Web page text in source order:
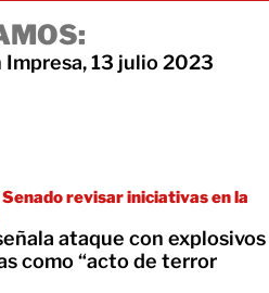
Impresa, 13 julio 2023
Senado revisar iniciativas en la
ataque con explosivos
como “acto de terror